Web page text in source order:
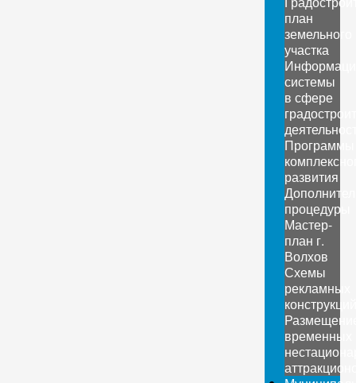
план
земельного
участка
системы
в сфере
Программы
развития
процедуры
Мастер-
план г.
Волхов
Схемы
рекламных
конструкций
временных